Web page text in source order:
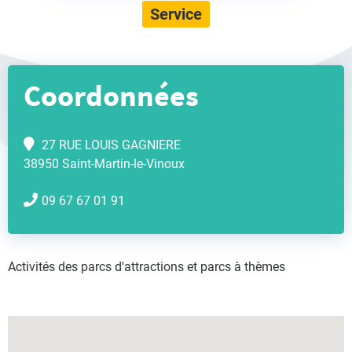
Service
Coordonnées
27 RUE LOUIS GAGNIERE
38950 Saint-Martin-le-Vinoux
09 67 67 01 91
Activités des parcs d'attractions et parcs à thèmes